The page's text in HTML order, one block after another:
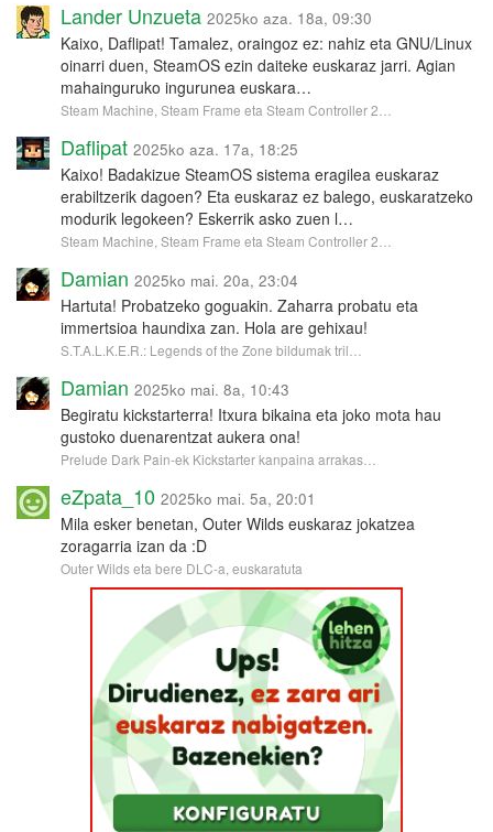
Lander Unzueta 2025ko aza. 18a, 09:30
Kaixo, Daflipat! Tamalez, oraingoz ez: nahiz eta GNU/Linux
oinarri duen, SteamOS ezin daiteke euskaraz jarri. Agian
mahainguruko ingurunea euskara…
Steam Machine, Steam Frame eta Steam Controller 2…
Daflipat 2025ko aza. 17a, 18:25
Kaixo! Badakizue SteamOS sistema eragilea euskaraz
erabiltzerik dagoen? Eta euskaraz ez balego, euskaratzeko
modurik legokeen? Eskerrik asko zuen l…
Steam Machine, Steam Frame eta Steam Controller 2…
Damian 2025ko mai. 20a, 23:04
Hartuta! Probatzeko goguakin. Zaharra probatu eta
immertsioa haundixa zan. Hola are gehixau!
S.T.A.L.K.E.R.: Legends of the Zone bildumak tril…
Damian 2025ko mai. 8a, 10:43
Begiratu kickstarterra! Itxura bikaina eta joko mota hau
gustoko duenarentzat aukera ona!
Prelude Dark Pain-ek Kickstarter kanpaina arrakas…
eZpata_10 2025ko mai. 5a, 20:01
Mila esker benetan, Outer Wilds euskaraz jokatzea
zoragarria izan da :D
Outer Wilds eta bere DLC-a, euskaratuta